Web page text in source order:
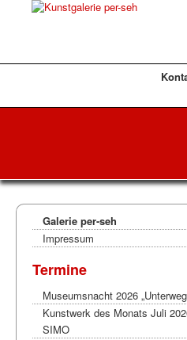
Galerie per-seh
Impressum
Termine
Museumsnacht 2026
Kunstwerk des Monats Juli
SIMO